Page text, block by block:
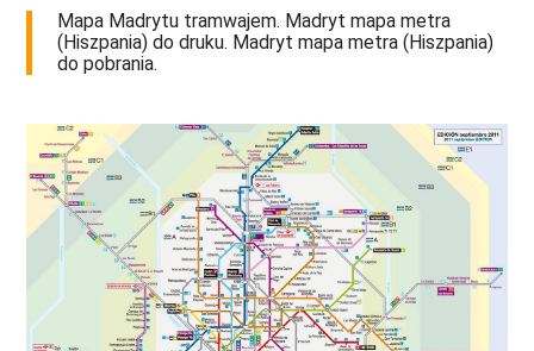
Mapa Madrytu tramwajem. Madryt mapa metra
(Hiszpania) do druku. Madryt mapa metra (Hiszpania)
do pobrania.